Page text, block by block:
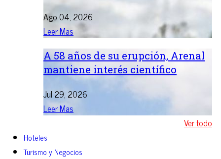
Ago 04, 2026
Leer Mas
A 58 años de su erupción, Arenal
mantiene interés científico
Jul 29, 2026
Leer Mas
Ver todo
Hoteles
Turismo y Negocios